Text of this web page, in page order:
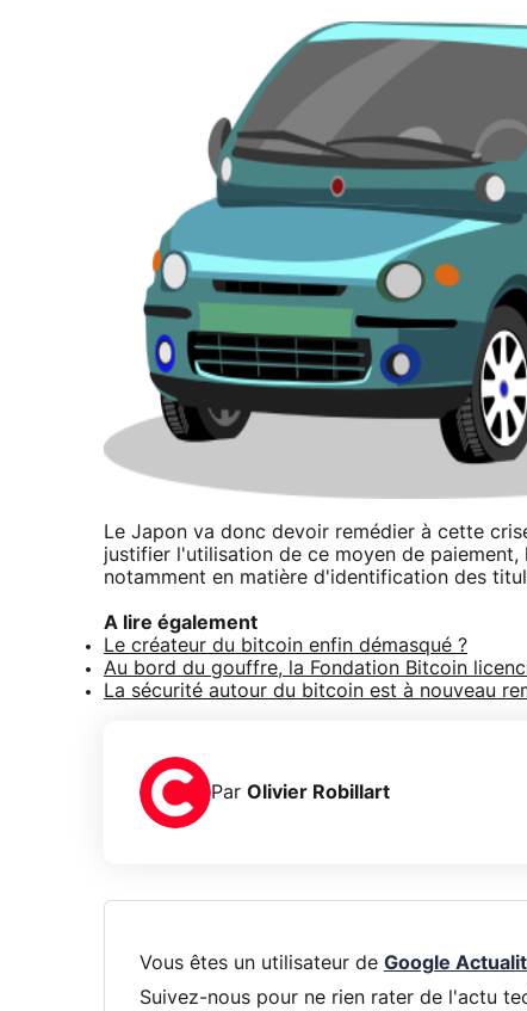
Le Japon va donc devoir remédier à cette
justifier l'utilisation de ce moyen de
notamment en matière d'identification des
A lire également
Le créateur du bitcoin enfin démasqué ?
Au bord du gouffre, la Fondation Bitcoin
La sécurité autour du bitcoin est à nouveau
Par Olivier Robillart
Vous êtes un utilisateur de Google
Suivez-nous pour ne rien rater de l'actu